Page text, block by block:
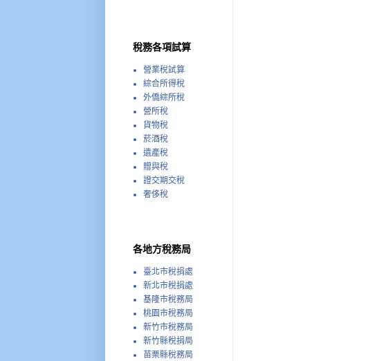
稅務各項試算
營業稅試算
綜合所得稅
外僑綜所稅
營所稅
貨物稅
菸酒稅
遺產稅
贈與稅
證交期交稅
奢侈稅
各地方稅務局
臺北市稅捐處
新北市稅捐處
基隆市稅務局
桃園市稅務局
新竹市稅務局
新竹縣稅捐局
苗栗縣稅務局